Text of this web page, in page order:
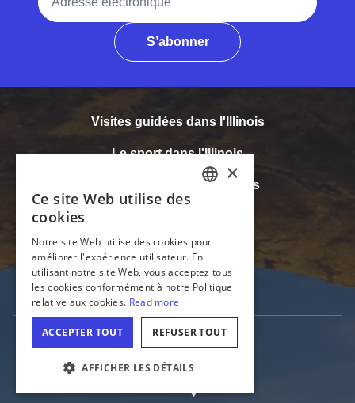
S’abonner
Visites guidées dans l'Illinois
Le sport dans l'Illinois
Se rencontrer dans l’Illinois
Média
Industrie du tourisme